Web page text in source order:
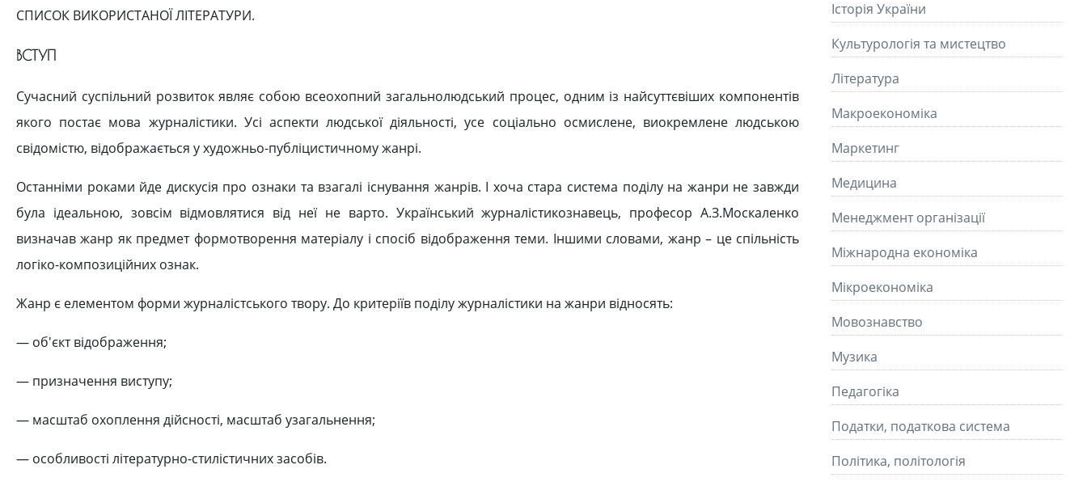
СПИСОК ВИКОРИСТАНОЇ ЛІТЕРАТУРИ.
ВСТУП
Сучасний суспільний розвиток являє собою всеохопний загальнолюдський процес, одним із найсуттєвіших компонентів
якого постає мова журналістики. Усі аспекти людської діяльності, усе соціально осмислене, виокремлене людською
свідомістю, відображається у художньо-публіцистичному жанрі.
Останніми роками йде дискусія про ознаки та взагалі існування жанрів. І хоча стара система поділу на жанри не завжди
була ідеальною, зовсім відмовлятися від неї не варто. Український журналістикознавець, професор А.З.Москаленко
визначав жанр як предмет формотворення матеріалу і спосіб відображення теми. Іншими словами, жанр – це спільність
логіко-композиційних ознак.
Жанр є елементом форми журналістського твору. До критеріїв поділу журналістики на жанри відносять:
― об'єкт відображення;
― призначення виступу;
― масштаб охоплення дійсності, масштаб узагальнення;
― особливості літературно-стилістичних засобів.
Історія України
Культурологія та мистецтво
Літературa
Макроекономіка
Маркетинг
Медицина
Менеджмент організації
Міжнародна економіка
Мікроекономіка
Мовознавство
Музика
Педагогіка
Податки, податкова система
Політика, політологія